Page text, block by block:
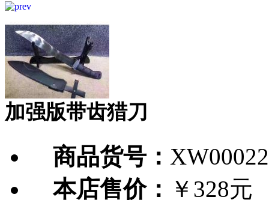
加强版带齿猎刀
商品货号：
本店售价： ￥328元